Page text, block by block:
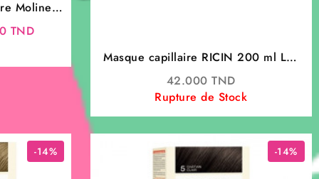
Moline
pour
secs
TNDLe
actuel
35.000 TND.
Masque capillaire RICIN 200 ml Les
Petits Bains de Provence
42.000TND
Rupture de Stock
-14% -14%